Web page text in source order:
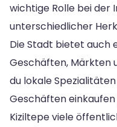
wichtige Rolle bei der
unterschiedlicher
Die Stadt bietet auch
Geschäften, Märkten
du lokale
Geschäften
Kiziltepe viele